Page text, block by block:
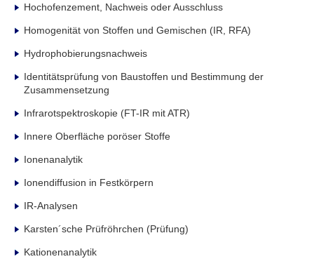
Hochofenzement, Nachweis oder Ausschluss
Homogenität von Stoffen und Gemischen (IR, RFA)
Hydrophobierungsnachweis
Identitätsprüfung von Baustoffen und Bestimmung der
Zusammensetzung
Infrarotspektroskopie (FT-IR mit ATR)
Innere Oberfläche poröser Stoffe
Ionenanalytik
Ionendiffusion in Festkörpern
IR-Analysen
Karsten´sche Prüfröhrchen (Prüfung)
Kationenanalytik